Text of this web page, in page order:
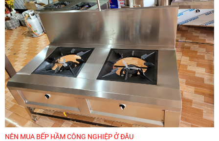
NÊN MUA BẾP HẦM CÔNG NGHIỆP Ở ĐÂU